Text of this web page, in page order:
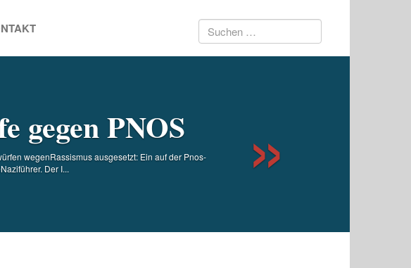
Suchen
gegen PNOS
wegenRassismus ausgesetzt: Ein auf der Pnos-
Der I...